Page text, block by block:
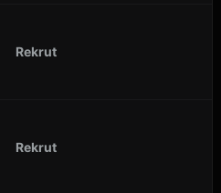
Rekrut
Rekrut